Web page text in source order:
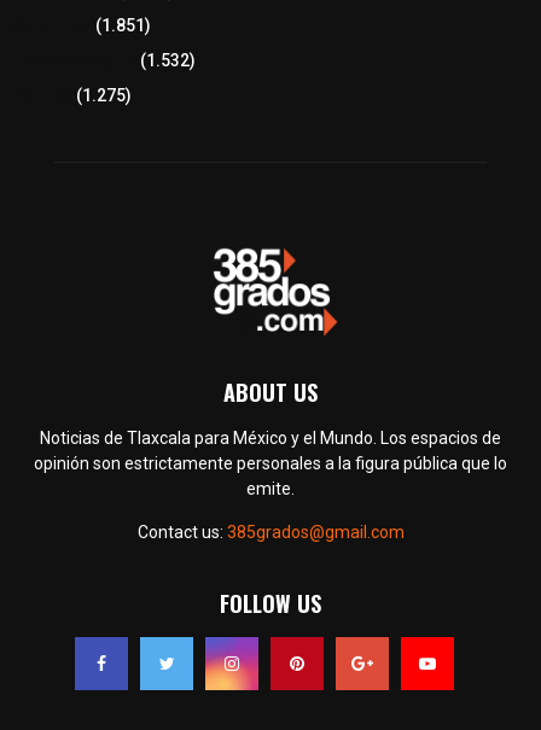
(1.851)
(1.532)
(1.275)
ABOUT US
Noticias de Tlaxcala para México y el Mundo. Los espacios de
opinión son estrictamente personales a la figura pública que lo
emite.
Contact us: 385grados@gmail.com
FOLLOW US